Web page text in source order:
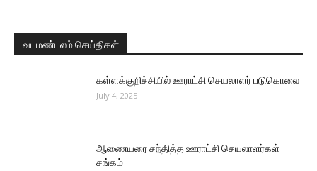
வடமண்டலம் செய்திகள்
கள்ளக்குறிச்சியில் ஊராட்சி செயலாளர் படுகொலை
July 4, 2025
ஆணையரை சந்தித்த ஊராட்சி செயலாளர்கள்
சங்கம்